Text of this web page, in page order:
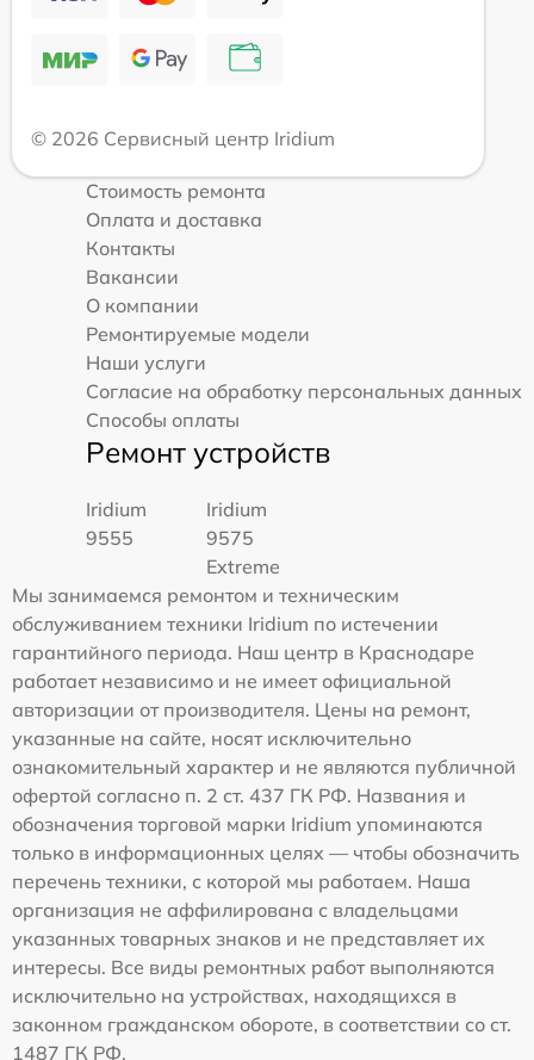
© 2026 Сервисный центр Iridium
Стоимость ремонта
Оплата и доставка
Контакты
Вакансии
О компании
Ремонтируемые модели
Наши услуги
Согласие на обработку персональных данных
Способы оплаты
Ремонт устройств
Iridium
9555
Iridium
9575
Extreme
Мы занимаемся ремонтом и техническим
обслуживанием техники Iridium по истечении
гарантийного периода. Наш центр в Краснодаре
работает независимо и не имеет официальной
авторизации от производителя. Цены на ремонт,
указанные на сайте, носят исключительно
ознакомительный характер и не являются публичной
офертой согласно п. 2 ст. 437 ГК РФ. Названия и
обозначения торговой марки Iridium упоминаются
только в информационных целях — чтобы обозначить
перечень техники, с которой мы работаем. Наша
организация не аффилирована с владельцами
указанных товарных знаков и не представляет их
интересы. Все виды ремонтных работ выполняются
исключительно на устройствах, находящихся в
законном гражданском обороте, в соответствии со ст.
1487 ГК РФ.